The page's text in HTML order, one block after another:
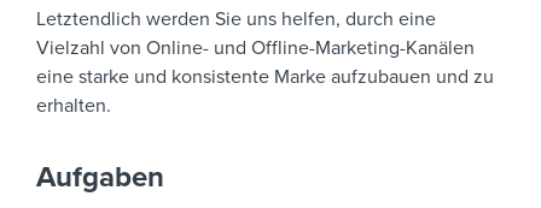
Letztendlich werden Sie uns helfen, durch eine
Vielzahl von Online- und Offline-Marketing-Kanälen
eine starke und konsistente Marke aufzubauen und zu
erhalten.
Aufgaben